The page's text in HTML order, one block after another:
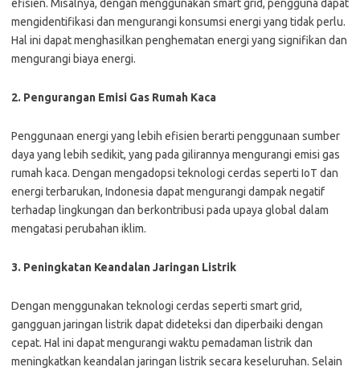
efisien. Misalnya, dengan menggunakan smart grid, pengguna dapat
mengidentifikasi dan mengurangi konsumsi energi yang tidak perlu.
Hal ini dapat menghasilkan penghematan energi yang signifikan dan
mengurangi biaya energi.
2. Pengurangan Emisi Gas Rumah Kaca
Penggunaan energi yang lebih efisien berarti penggunaan sumber
daya yang lebih sedikit, yang pada gilirannya mengurangi emisi gas
rumah kaca. Dengan mengadopsi teknologi cerdas seperti IoT dan
energi terbarukan, Indonesia dapat mengurangi dampak negatif
terhadap lingkungan dan berkontribusi pada upaya global dalam
mengatasi perubahan iklim.
3. Peningkatan Keandalan Jaringan Listrik
Dengan menggunakan teknologi cerdas seperti smart grid,
gangguan jaringan listrik dapat dideteksi dan diperbaiki dengan
cepat. Hal ini dapat mengurangi waktu pemadaman listrik dan
meningkatkan keandalan jaringan listrik secara keseluruhan. Selain